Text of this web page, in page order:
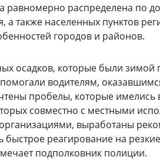
равномерно распределена по
а также населенных пунктов
городов и районов.
осадков, которые были зимой
водителям,
пробелы, которые
совместно с местными
выработаны
быстрое реагирование на
подполковник полиции.